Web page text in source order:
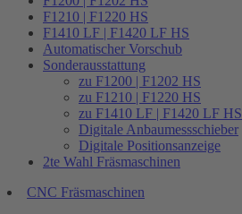
F1210 | F1220 HS
F1410 LF | F1420 LF HS
Automatischer Vorschub
Sonderausstattung
zu F1200 | F1202 HS
zu F1210 | F1220 HS
zu F1410 LF | F1420 LF HS
Digitale Anbaumessschieber
Digitale Positionsanzeige
2te Wahl Fräsmaschinen
CNC Fräsmaschinen